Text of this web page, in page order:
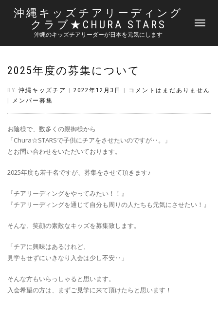
沖縄キッズチアリーディング
クラブ★CHURA STARS
沖縄のキッズチアリーダーが日本を元気にします
ナ
切
2025年度の募集について
BY 沖縄キッズチア 2022年12月3日
コメントはまだありません
メンバー募集
お陰様で、数多くの親御様から
「Chura☆STARSで子供にチアをさせたいのですが‥。」
とお問い合わせをいただいております。
2025年度も若干名ですが、募集をさせて頂きます♪
『チアリーディングをやってみたい！！』
『チアリーディングを通じて自分も周りの人たちも元気にさせたい！』
そんな、笑顔の素敵なキッズを募集致します。
「チアに興味はあるけれど、
見学もせずにいきなり入会は少し不安‥」
そんな方もいらっしゃると思います。
入会希望の方は、まずご見学に来て頂けたらと思います！